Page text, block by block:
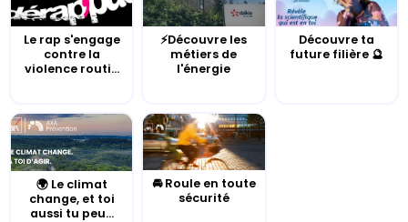
Le rap s'engage
contre la
violence routi...
⚡Découvre les
métiers de
l'énergie
Découvre ta
future filière 🔮
🌍 Le climat
change, et toi
aussi tu peu...
🚘 Roule en toute
sécurité